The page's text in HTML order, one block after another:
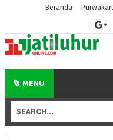
Beranda
MENU